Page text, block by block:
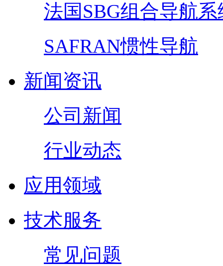
法国SBG组合导航系
SAFRAN惯性导航
新闻资讯
公司新闻
行业动态
应用领域
技术服务
常见问题